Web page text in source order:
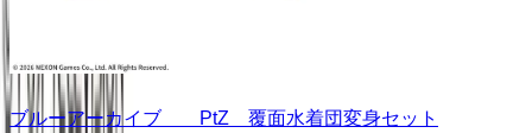
ブルーアーカイブ PtZ 覆面水着団変身セット